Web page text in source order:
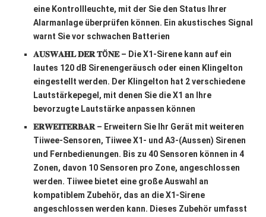
eine Kontrollleuchte, mit der Sie den Status Ihrer
Alarmanlage überprüfen können. Ein akustisches Signal
warnt Sie vor schwachen Batterien
𝐀𝐔𝐒𝐖𝐀𝐇𝐋 𝐃𝐄𝐑 𝐓Ö𝐍𝐄 – Die X1-Sirene kann auf ein
lautes 120 dB Sirenengeräusch oder einen Klingelton
eingestellt werden. Der Klingelton hat 2 verschiedene
Lautstärkepegel, mit denen Sie die X1 an Ihre
bevorzugte Lautstärke anpassen können
𝐄𝐑𝐖𝐄𝐈𝐓𝐄𝐑𝐁𝐀𝐑 – Erweitern Sie Ihr Gerät mit weiteren
Tiiwee-Sensoren, Tiiwee X1- und A3-(Aussen) Sirenen
und Fernbedienungen. Bis zu 40 Sensoren können in 4
Zonen, davon 10 Sensoren pro Zone, angeschlossen
werden. Tiiwee bietet eine große Auswahl an
kompatiblem Zubehör, das an die X1-Sirene
angeschlossen werden kann. Dieses Zubehör umfasst